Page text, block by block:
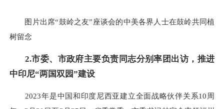
图片出席“鼓岭之友”座谈会的中美各界人士在鼓岭共同植
树留念
2.市委、市政府主要负责同志分别率团出访，推进
中印尼“两国双园”建设
2023年是中国和印度尼西亚建立全面战略伙伴关系10周